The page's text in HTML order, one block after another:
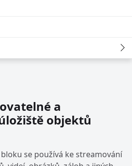
a
objektů
se používá ke streamování